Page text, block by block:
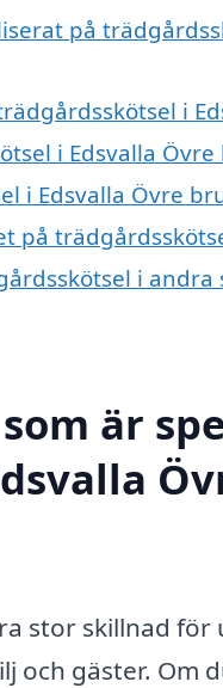
på
i
i Edsvalla
i Edsvalla Övre
på
i
är
stor skillnad för
och gäster. Om